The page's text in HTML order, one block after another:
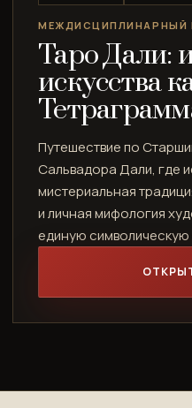
МЕЖДИСЦИПЛИНАРНЫЙ
Таро Дали:
искусства
Путешествие по
Сальвадора Дали, где
мистериальная
и личная мифология
единую символическую